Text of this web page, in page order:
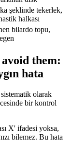
şeklinde tekerlek,
halkası
bilardo topu,
them:
hata
olarak
bir kontrol
X' ifadesi yoksa,
bilemez. Bu hata